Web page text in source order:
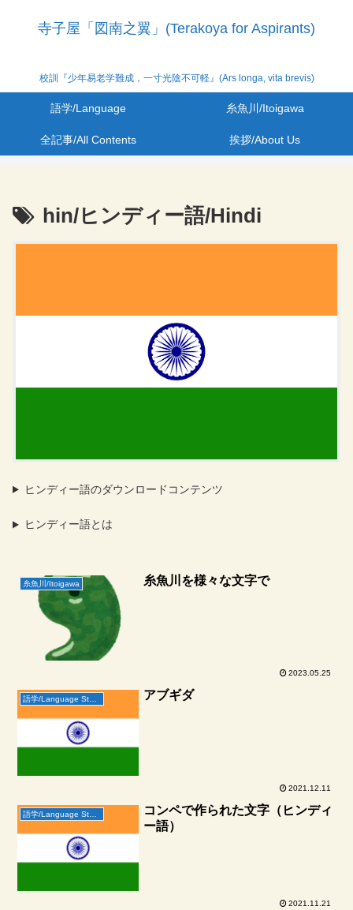
寺子屋「図南之翼」(Terakoya for Aspirants)
校訓『少年易老学難成，一寸光陰不可軽』(Ars longa, vita brevis)
語学/Language 糸魚川/Itoigawa
全記事/All Contents 挨拶/About Us
hin/ヒンディー語/Hindi
ヒンディー語のダウンロードコンテンツ
ヒンディー語とは
糸魚川/Itoigawa 糸魚川を様々な文字で
2023.05.25
語学/Language Study アブギダ
2021.12.11
語学/Language Study
コンペで作られた文字（ヒンディ
ー語）
2021.11.21